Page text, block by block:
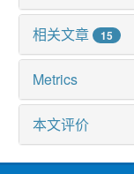
相关文章 15
Metrics
本文评价